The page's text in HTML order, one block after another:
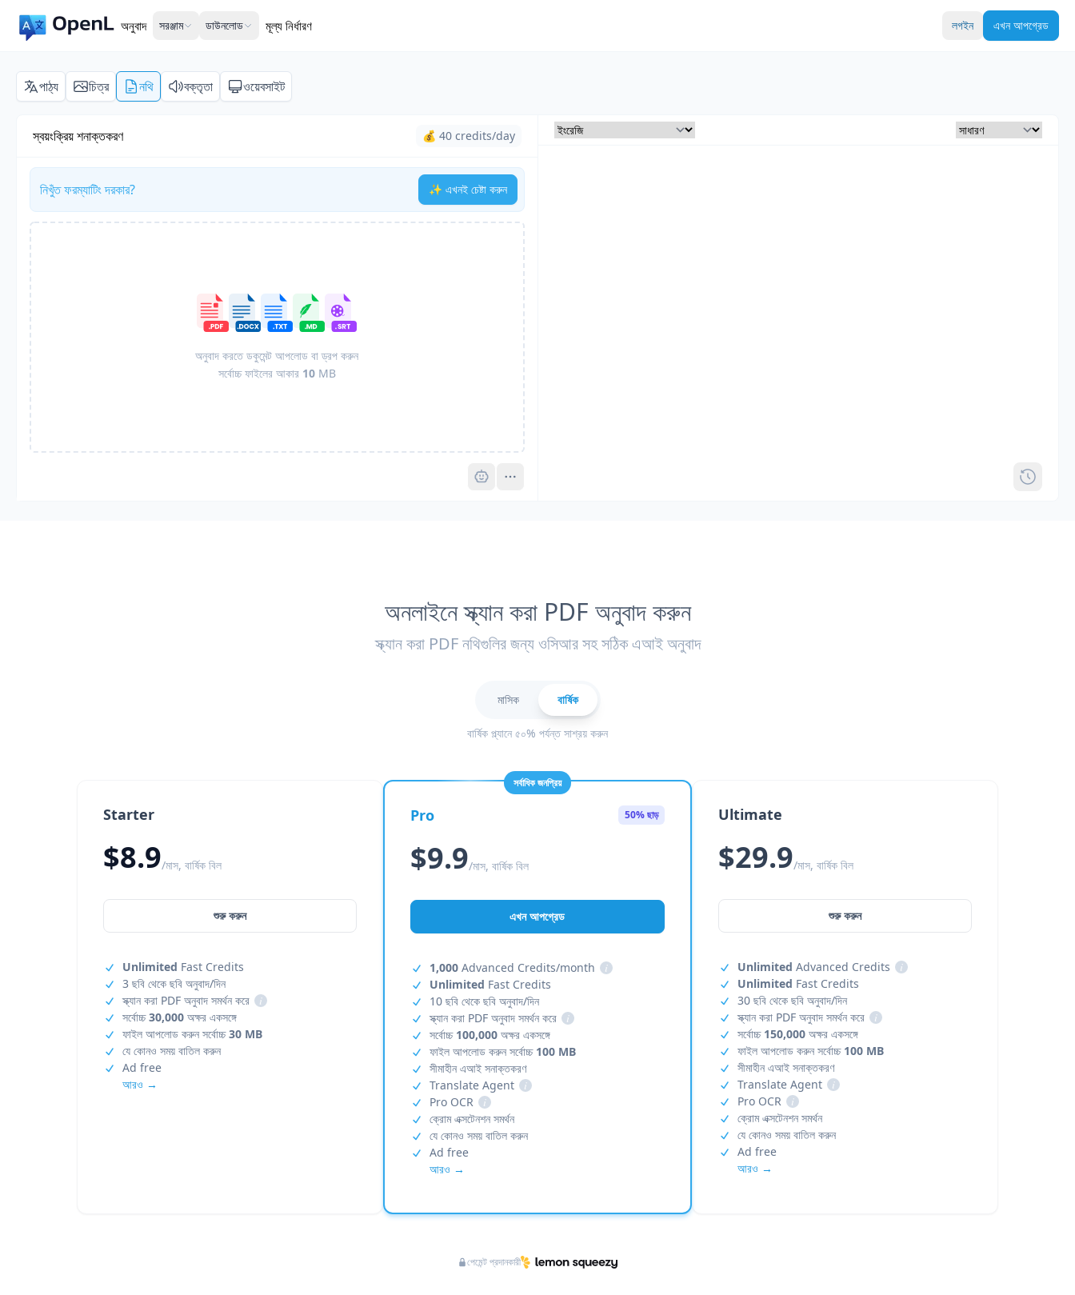
অনুবাদ সরঞ্জাম ডাউনলোড মূল্য নির্ধারণ লগইন এখন আপগ্রেড
পাঠ্য চিত্র নথি বক্তৃতা ওয়েবসাইট
স্বয়ংক্রিয় শনাক্তকরণ 💰 40 credits/day
নিখুঁত ফরম্যাটিং দরকার? ✨ এখনই চেষ্টা করুন
অনুবাদ করতে ডকুমেন্ট আপলোড বা ড্রপ করুন
সর্বোচ্চ ফাইলের আকার 10MB
Pro
অনলাইনে স্ক্যান করা PDF অনুবাদ করুন
স্ক্যান করা PDF নথিগুলির জন্য ওসিআর সহ সঠিক এআই অনুবাদ
মাসিক বার্ষিক
বার্ষিক প্ল্যানে ৫০% পর্যন্ত সাশ্রয় করুন
Starter
$8.9/মাস, বার্ষিক বিল
শুরু করুন
Unlimited Fast Credits
3 ছবি থেকে ছবি অনুবাদ/দিন
স্ক্যান করা PDF অনুবাদ সমর্থন করে
i
সর্বোচ্চ30,000 অক্ষর একসঙ্গে
ফাইল আপলোড করুন সর্বোচ্চ30 MB
যে কোনও সময় বাতিল করুন
Ad free
আরও →
সর্বাধিক জনপ্রিয়
Pro 50% ছাড়
$9.9/মাস, বার্ষিক বিল
এখন আপগ্রেড
1,000 Advanced Credits/month
i
Unlimited Fast Credits
10 ছবি থেকে ছবি অনুবাদ/দিন
স্ক্যান করা PDF অনুবাদ সমর্থন করে
i
সর্বোচ্চ 100,000 অক্ষর একসঙ্গে
ফাইল আপলোড করুন সর্বোচ্চ 100 MB
সীমাহীন এআই সনাক্তকরণ
Translate Agent
i
Pro OCR
i
ক্রোম এক্সটেনশন সমর্থন
যে কোনও সময় বাতিল করুন
Ad free
আরও →
Ultimate
$29.9/মাস, বার্ষিক বিল
শুরু করুন
Unlimited Advanced Credits
i
Unlimited Fast Credits
30 ছবি থেকে ছবি অনুবাদ/দিন
স্ক্যান করা PDF অনুবাদ সমর্থন করে
i
সর্বোচ্চ 150,000অক্ষর একসঙ্গে
ফাইল আপলোড করুন সর্বোচ্চ 100 MB
সীমাহীন এআই সনাক্তকরণ
Translate Agent
i
Pro OCR
i
ক্রোম এক্সটেনশন সমর্থন
যে কোনও সময় বাতিল করুন
Ad free
আরও →
পেমেন্ট প্রদানকারী